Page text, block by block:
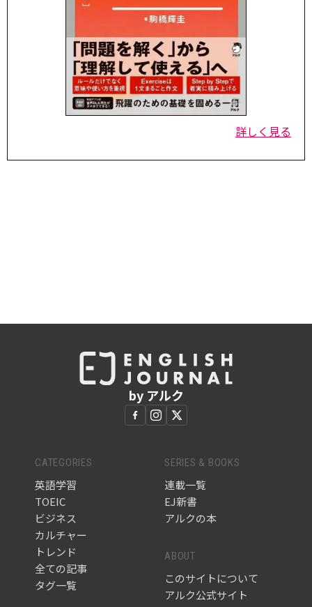
詳しく見る
by アルク
CATEGORIES
英語学習
TOEIC
ビジネス
カルチャー
トレンド
全ての記事
タグ一覧
SERIES & BOOKS
連載一覧
EJ新書
アルクの本
ABOUT
このサイトについて
アルク公式サイト